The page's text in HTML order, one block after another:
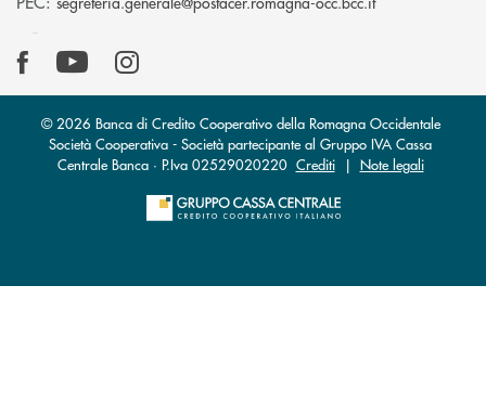
© 2026 Banca di Credito Cooperativo della Romagna Occidentale
Società Cooperativa - Società partecipante al Gruppo IVA Cassa
Centrale Banca · P.Iva 02529020220 Crediti| Note legali